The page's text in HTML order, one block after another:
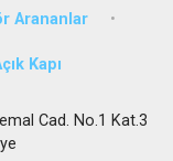
Arananlar
Kapı
Cad. No.1 Kat.3